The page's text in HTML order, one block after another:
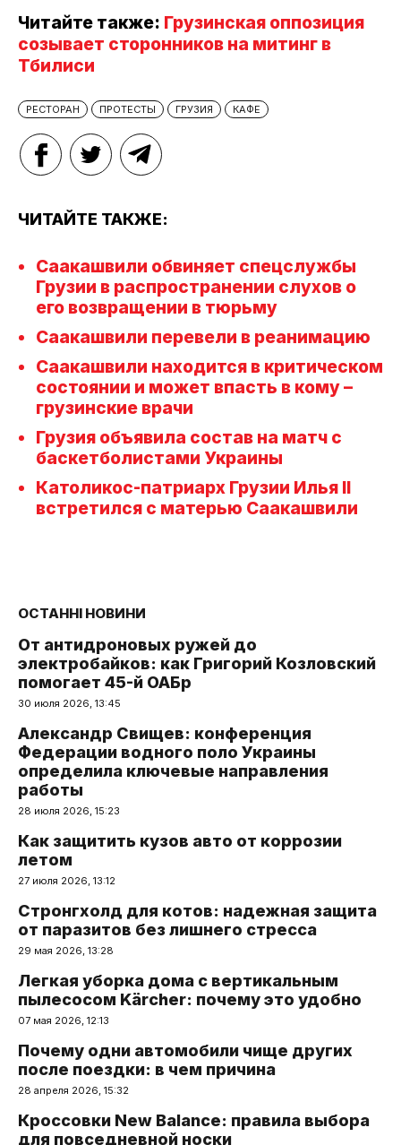
Читайте также: Грузинская оппозиция
созывает сторонников на митинг в
Тбилиси
РЕСТОРАН ПРОТЕСТЫ ГРУЗИЯ КАФЕ
ЧИТАЙТЕ ТАКЖЕ:
Саакашвили обвиняет спецслужбы
Грузии в распространении слухов о
его возвращении в тюрьму
Саакашвили перевели в реанимацию
Саакашвили находится в критическом
состоянии и может впасть в кому –
грузинские врачи
Грузия объявила состав на матч с
баскетболистами Украины
Католикос-патриарх Грузии Илья II
встретился с матерью Саакашвили
ОСТАННІ НОВИНИ
От антидроновых ружей до
электробайков: как Григорий Козловский
помогает 45-й ОАБр
30 июля 2026, 13:45
Александр Свищев: конференция
Федерации водного поло Украины
определила ключевые направления
работы
28 июля 2026, 15:23
Как защитить кузов авто от коррозии
летом
27 июля 2026, 13:12
Стронгхолд для котов: надежная защита
от паразитов без лишнего стресса
29 мая 2026, 13:28
Легкая уборка дома с вертикальным
пылесосом Kärcher: почему это удобно
07 мая 2026, 12:13
Почему одни автомобили чище других
после поездки: в чем причина
28 апреля 2026, 15:32
Кроссовки New Balance: правила выбора
для повседневной носки